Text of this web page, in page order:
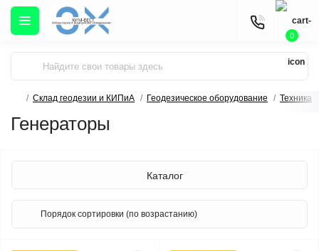
0
Склад геодезии и КИПиА Геодезическое оборудование Техника
Генераторы
Каталог